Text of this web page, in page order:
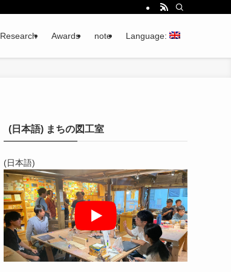
Research Awards note Language:
(日本語) まちの図工室
(日本語)